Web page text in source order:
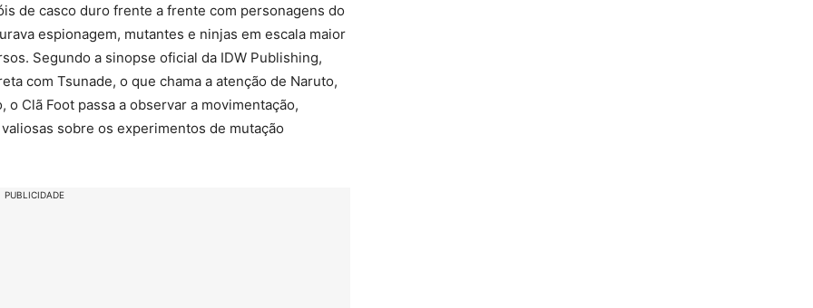
de casco duro frente a frente com personagens do
espionagem, mutantes e ninjas em escala maior
Segundo a sinopse oficial da IDW Publishing,
com Tsunade, o que chama a atenção de Naruto,
Clã Foot passa a observar a movimentação,
sobre os experimentos de mutação
PUBLICIDADE